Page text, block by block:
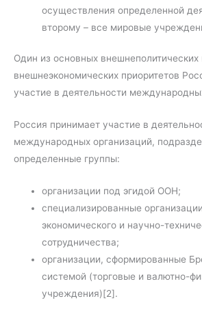
осуществления определенной
второму – все мировые
Один из основных внешнеполитических
внешнеэкономических приоритетов
участие в деятельности
Россия принимает участие в
международных организаций,
определенные группы:
организации под эгидой ООН;
специализированные
экономического и научно-
сотрудничества;
организации, сформированные
системой (торговые и валютно-
учреждения)[2].